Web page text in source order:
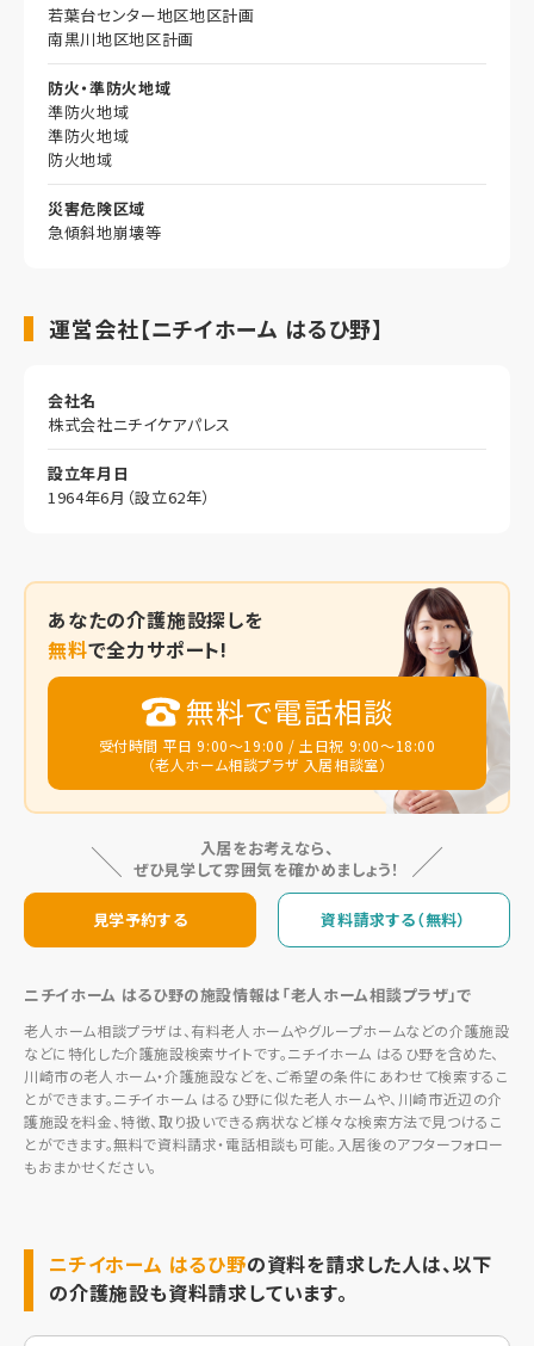
若葉台センター地区地区計画
南黒川地区地区計画
防火・準防火地域
準防火地域
準防火地域
防火地域
災害危険区域
急傾斜地崩壊等
運営会社【ニチイホーム はるひ野】
会社名
株式会社ニチイケアパレス
設立年月日
1964年6月（設立62年）
あなたの介護施設探しを
無料で全力サポート!
無料で電話相談
受付時間 平日 9:00～19:00 / 土日祝 9:00～18:00
（老人ホーム相談プラザ 入居相談室）
入居をお考えなら、
ぜひ見学して雰囲気を確かめましょう！
見学予約する 資料請求する（無料）
ニチイホーム はるひ野の施設情報は「老人ホーム相談プラザ」で
老人ホーム相談プラザは、有料老人ホームやグループホームなどの介護施設
などに特化した介護施設検索サイトです。ニチイホーム はるひ野を含めた、
川崎市の老人ホーム・介護施設などを、ご希望の条件にあわせて検索するこ
とができます。ニチイホーム はるひ野に似た老人ホームや、川崎市近辺の介
護施設を料金、特徴、取り扱いできる病状など様々な検索方法で見つけるこ
とができます。無料で資料請求・電話相談も可能。入居後のアフターフォロー
もおまかせください。
ニチイホーム はるひ野の資料を請求した人は、以下
の介護施設も資料請求しています。